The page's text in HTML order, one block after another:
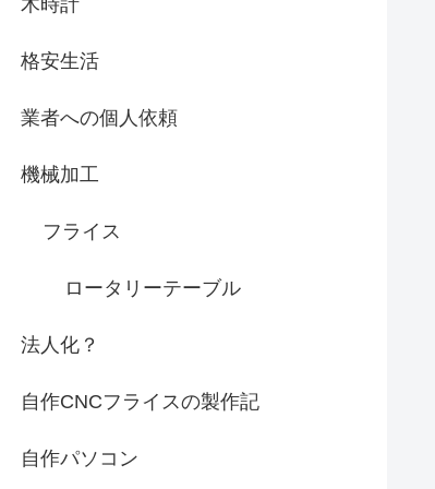
木時計
格安生活
業者への個人依頼
機械加工
フライス
ロータリーテーブル
法人化？
自作CNCフライスの製作記
自作パソコン